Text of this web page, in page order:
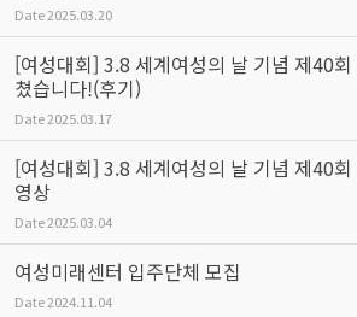
Date2025.03.20
[여성대회] 3.8 세계여성의 날 기념 제40
쳤습니다!(후기)
Date2025.03.17
[여성대회] 3.8 세계여성의 날 기념 제40
영상
Date2025.03.04
여성미래센터 입주단체 모집
Date2024.11.04